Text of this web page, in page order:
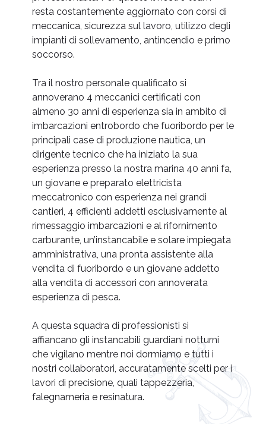
resta costantemente aggiornato con corsi di
meccanica, sicurezza sul lavoro, utilizzo degli
impianti di sollevamento, antincendio e primo
soccorso.
Tra il nostro personale qualificato si
annoverano 4 meccanici certificati con
almeno 30 anni di esperienza sia in ambito di
imbarcazioni entrobordo che fuoribordo per le
principali case di produzione nautica, un
dirigente tecnico che ha iniziato la sua
esperienza presso la nostra marina 40 anni fa,
un giovane e preparato elettricista
meccatronico con esperienza nei grandi
cantieri, 4 efficienti addetti esclusivamente al
rimessaggio imbarcazioni e al rifornimento
carburante, un’instancabile e solare impiegata
amministrativa, una pronta assistente alla
vendita di fuoribordo e un giovane addetto
alla vendita di accessori con annoverata
esperienza di pesca.
A questa squadra di professionisti si
affiancano gli instancabili guardiani notturni
che vigilano mentre noi dormiamo e tutti i
nostri collaboratori, accuratamente scelti per i
lavori di precisione, quali tappezzeria,
falegnameria e resinatura.